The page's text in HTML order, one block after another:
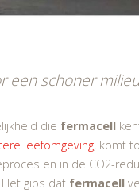
een schoner milieu
die fermacell
leefomgeving, komt
en in de CO2-
gips dat fermacell